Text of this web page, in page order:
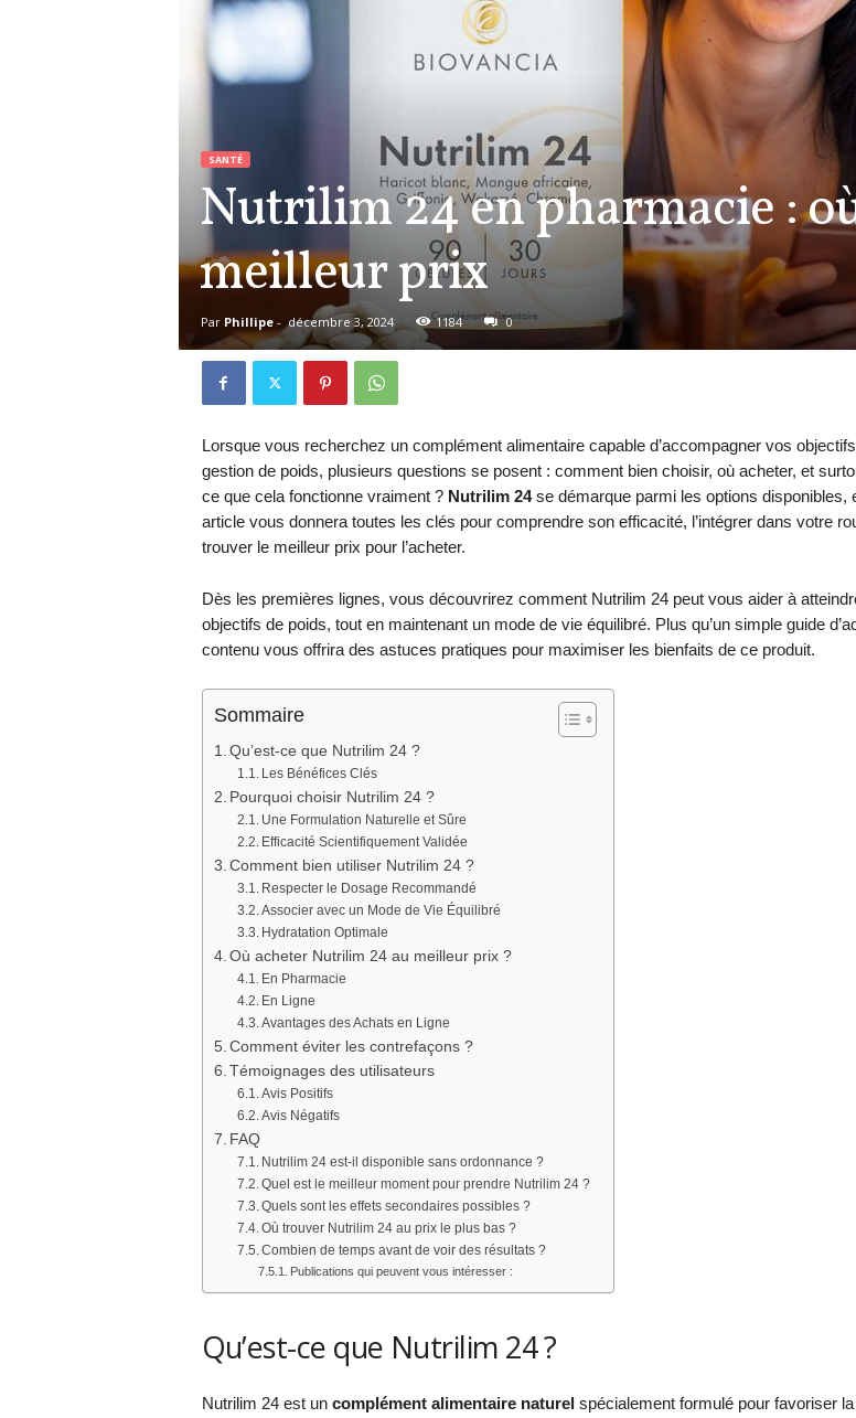
SANTÉ
Nutrilim 24 en pharmacie :
meilleur prix
Par Phillipe- décembre 3, 2024 1184 0
Lorsque vous recherchez un complément alimentaire capable d’accompagner vos
gestion de poids, plusieurs questions se posent : comment bien choisir, où acheter, et
ce que cela fonctionne vraiment ? Nutrilim 24se démarque parmi les options disponibles,
article vous donnera toutes les clés pour comprendre son efficacité, l’intégrer dans votre
trouver le meilleur prix pour l’acheter.
Dès les premières lignes, vous découvrirez comment Nutrilim 24 peut vous aider à
objectifs de poids, tout en maintenant un mode de vie équilibré. Plus qu’un simple guide
contenu vous offrira des astuces pratiques pour maximiser les bienfaits de ce produit.
Sommaire
Qu’est-ce que Nutrilim 24 ?
Les Bénéfices Clés
Pourquoi choisir Nutrilim 24 ?
Une Formulation Naturelle et Sûre
Efficacité Scientifiquement Validée
Comment bien utiliser Nutrilim 24 ?
Respecter le Dosage Recommandé
Associer avec un Mode de Vie Équilibré
Hydratation Optimale
Où acheter Nutrilim 24 au meilleur prix ?
En Pharmacie
En Ligne
Avantages des Achats en Ligne
Comment éviter les contrefaçons ?
Témoignages des utilisateurs
Avis Positifs
Avis Négatifs
FAQ
Nutrilim 24 est-il disponible sans ordonnance ?
Quel est le meilleur moment pour prendre Nutrilim 24 ?
Quels sont les effets secondaires possibles ?
Où trouver Nutrilim 24 au prix le plus bas ?
Combien de temps avant de voir des résultats ?
Publications qui peuvent vous intéresser :
Qu’est-ce que Nutrilim 24 ?
Nutrilim 24 est un complément alimentaire naturelspécialement formulé pour favoriser la